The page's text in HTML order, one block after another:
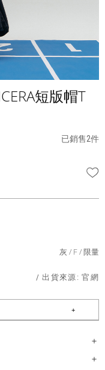
短版帽T
已銷售2件
灰 F 限量
/ 出貨來源:官網